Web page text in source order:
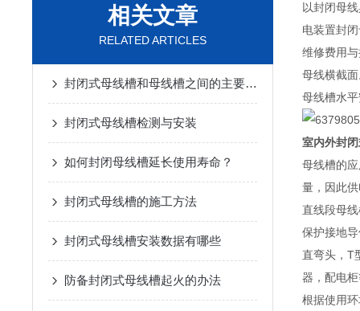
相关文章
RELATED ARTICLES
封闭式母线槽和母线槽之间的主要区别是什么？
封闭式母线槽检测与安装
如何封闭母线槽延长使用寿命？
封闭式母线槽的施工方法
封闭式母线槽安装数据有哪些
防备封闭式母线槽起火的办法
以封闭母
电装置封
维修费用
母线横截
母线槽水
室内外封
母线槽的
量，因此
直线段母
保护接地
直弯头，T
器，配电
根据使用